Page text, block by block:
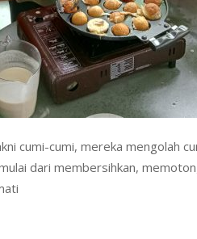
cumi-cumi, mereka mengolah
dari membersihkan,